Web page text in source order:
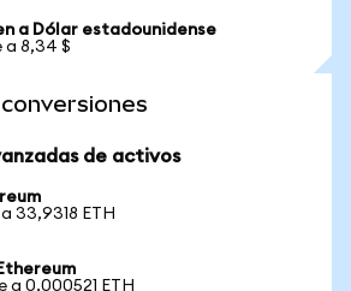
a Dólar estadounidense
a 8,34 $
de activos
33,9318 ETH
a 0,000521 ETH